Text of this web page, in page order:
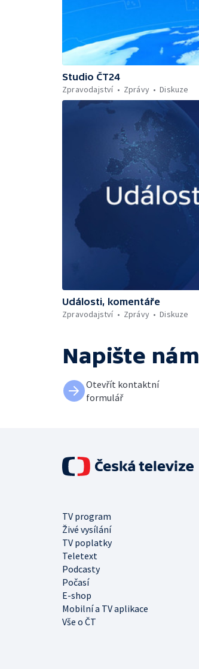
Studio ČT24
Zpravodajství
Zprávy Diskuze
Události, komentáře
Zpravodajství
Zprávy Diskuze
Napište nám
Otevřít kontaktní
formulář
TV program
Živé vysílání
TV poplatky
Teletext
Podcasty
Počasí
E-shop
Mobilní a TV aplikace
Vše o ČT